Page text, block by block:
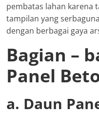
pembatas lahan karena
tampilan yang
dengan berbagai gaya
Bagian –
Panel
a. Daun